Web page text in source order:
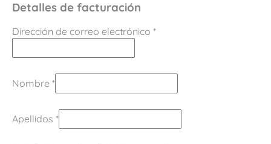
Detalles de facturación
Dirección de correo electrónico *
Nombre *
Apellidos *